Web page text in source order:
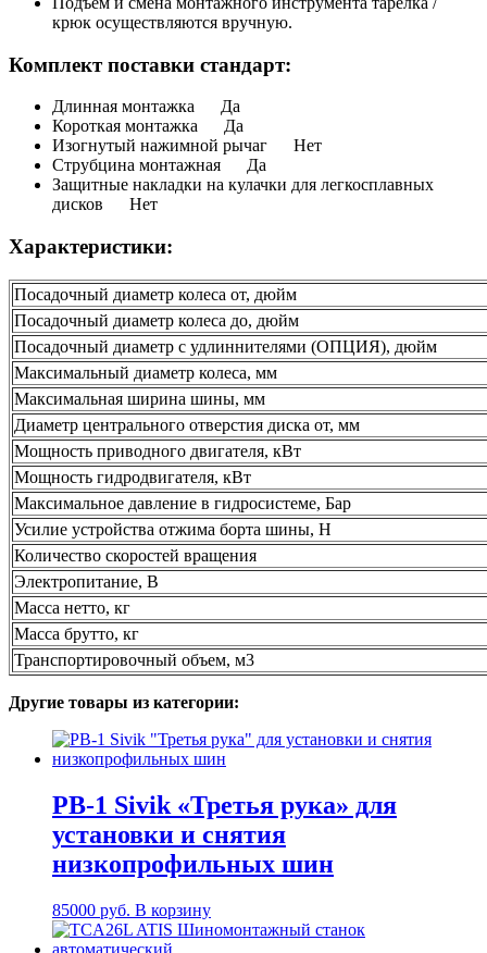
крюк осуществляются вручную.
Комплект поставки стандарт:
Длинная монтажка Да
Короткая монтажка Да
Изогнутый нажимной рычаг Нет
Струбцина монтажная Да
Защитные накладки на кулачки для легкосплавных
дисков Нет
Характеристики:
Посадочный диаметр колеса от, дюйм
Посадочный диаметр колеса до, дюйм
Посадочный диаметр с удлиннителями (ОПЦИЯ), дюйм
Максимальный диаметр колеса, мм
Максимальная ширина шины, мм
Диаметр центрального отверстия диска от, мм
Мощность приводного двигателя, кВт
Мощность гидродвигателя, кВт
Максимальное давление в гидросистеме, Бар
Усилие устройства отжима борта шины, Н
Количество скоростей вращения
Электропитание, В
Масса нетто, кг
Масса брутто, кг
Транспортировочный объем, м3
Другие товары из категории:
РВ-1 Sivik «Третья рука» для
установки и снятия
низкопрофильных шин
85000 руб. В корзину